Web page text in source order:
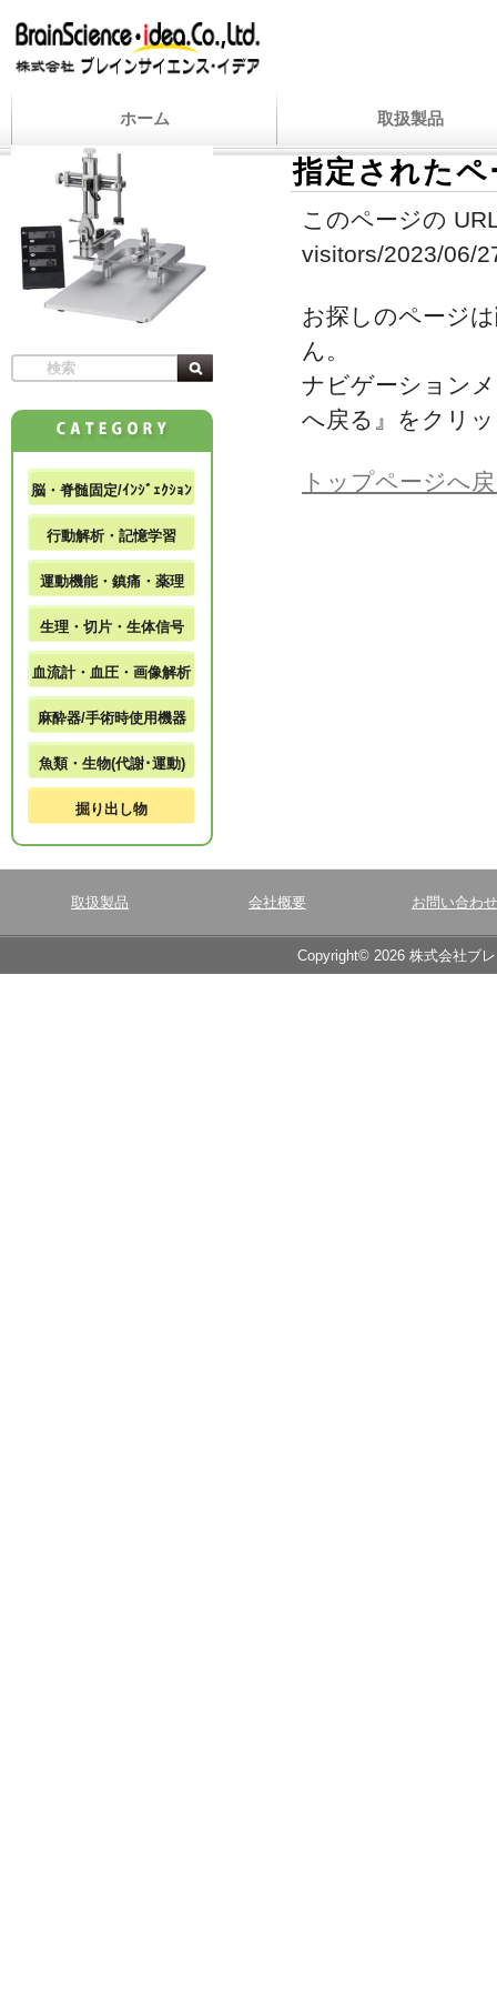
ホーム 取扱製品
指定された
このページの
visitors/2023/06/
お探しのページ
ん。
ナビゲーション
へ戻る』をクリ
トップページへ
脳・脊髄固定/ｲﾝｼﾞｪｸｼｮﾝ
行動解析・記憶学習
運動機能・鎮痛・薬理
生理・切片・生体信号
血流計・血圧・画像解析
麻酔器/手術時使用機器
魚類・生物(代謝･運動)
掘り出し物
取扱製品 会社概要 お問い合わせ
Copyright© 2026 株式会社ブ